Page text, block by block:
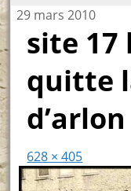
29 mars 2010
site 17
quitte
d’arlon
628 × 405